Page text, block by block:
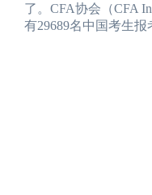
了。CFA协会（CFA
有29689名中国考生